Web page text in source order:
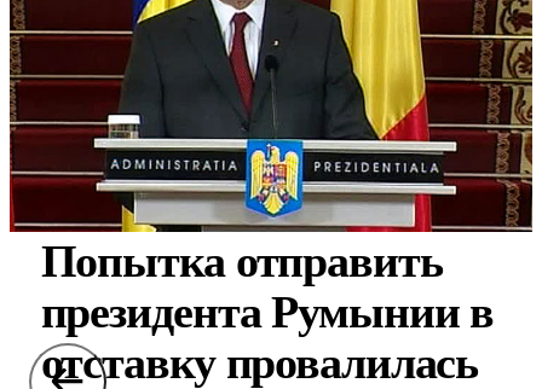
Попытка отправить
президента Румынии в
отставку провалилась